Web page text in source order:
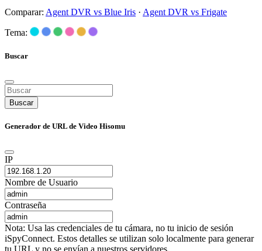
Comparar: Agent DVR vs Blue Iris · Agent DVR vs Frigate
Tema:
Buscar
Buscar
Generador de URL de Video Hisomu
IP
Nombre de Usuario
Contraseña
Nota: Usa las credenciales de tu cámara, no tu inicio de sesión
iSpyConnect. Estos detalles se utilizan solo localmente para generar
tu URL y no se envían a nuestros servidores.